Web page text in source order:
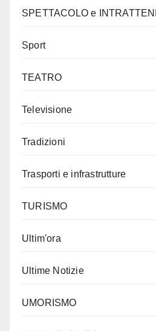
SPETTACOLO e
Sport
TEATRO
Televisione
Tradizioni
Trasporti e infrastrutture
TURISMO
Ultim'ora
Ultime Notizie
UMORISMO